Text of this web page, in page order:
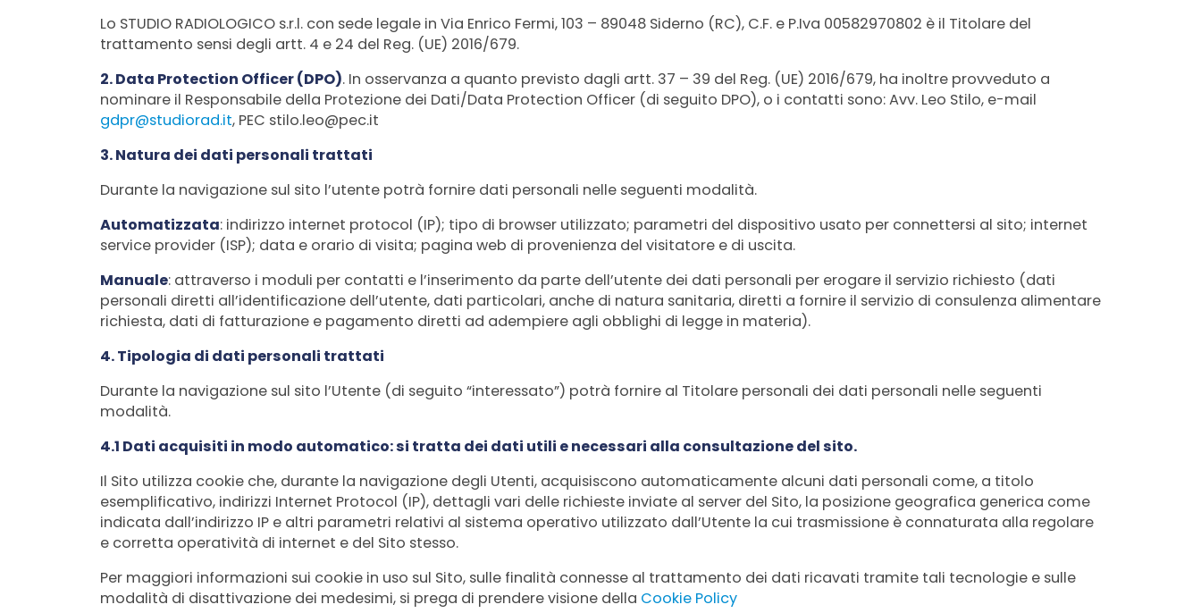
Lo STUDIO RADIOLOGICO s.r.l. con sede legale in Via Enrico Fermi, 103 – 89048 Siderno (RC), C.F. e P.Iva 00582970802 è il Titolare del
trattamento sensi degli artt. 4 e 24 del Reg. (UE) 2016/679.
2. Data Protection Officer (DPO). In osservanza a quanto previsto dagli artt. 37 – 39 del Reg. (UE) 2016/679, ha inoltre provveduto a
nominare il Responsabile della Protezione dei Dati/Data Protection Officer (di seguito DPO), o i contatti sono: Avv. Leo Stilo, e-mail
gdpr@studiorad.it, PEC stilo.leo@pec.it
3. Natura dei dati personali trattati
Durante la navigazione sul sito l’utente potrà fornire dati personali nelle seguenti modalità.
Automatizzata: indirizzo internet protocol (IP); tipo di browser utilizzato; parametri del dispositivo usato per connettersi al sito; internet
service provider (ISP); data e orario di visita; pagina web di provenienza del visitatore e di uscita.
Manuale: attraverso i moduli per contatti e l’inserimento da parte dell’utente dei dati personali per erogare il servizio richiesto (dati
personali diretti all’identificazione dell’utente, dati particolari, anche di natura sanitaria, diretti a fornire il servizio di consulenza alimentare
richiesta, dati di fatturazione e pagamento diretti ad adempiere agli obblighi di legge in materia).
4. Tipologia di dati personali trattati
Durante la navigazione sul sito l’Utente (di seguito “interessato”) potrà fornire al Titolare personali dei dati personali nelle seguenti
modalità.
4.1 Dati acquisiti in modo automatico: si tratta dei dati utili e necessari alla consultazione del sito.
Il Sito utilizza cookie che, durante la navigazione degli Utenti, acquisiscono automaticamente alcuni dati personali come, a titolo
esemplificativo, indirizzi Internet Protocol (IP), dettagli vari delle richieste inviate al server del Sito, la posizione geografica generica come
indicata dall’indirizzo IP e altri parametri relativi al sistema operativo utilizzato dall’Utente la cui trasmissione è connaturata alla regolare
e corretta operatività di internet e del Sito stesso.
Per maggiori informazioni sui cookie in uso sul Sito, sulle finalità connesse al trattamento dei dati ricavati tramite tali tecnologie e sulle
modalità di disattivazione dei medesimi, si prega di prendere visione della Cookie Policy